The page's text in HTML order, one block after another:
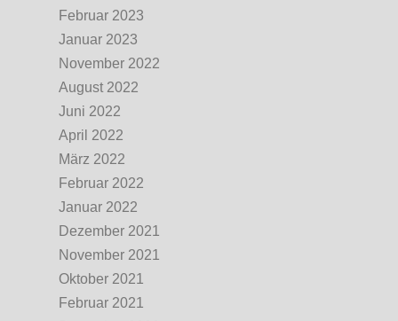
Februar 2023
Januar 2023
November 2022
August 2022
Juni 2022
April 2022
März 2022
Februar 2022
Januar 2022
Dezember 2021
November 2021
Oktober 2021
Februar 2021